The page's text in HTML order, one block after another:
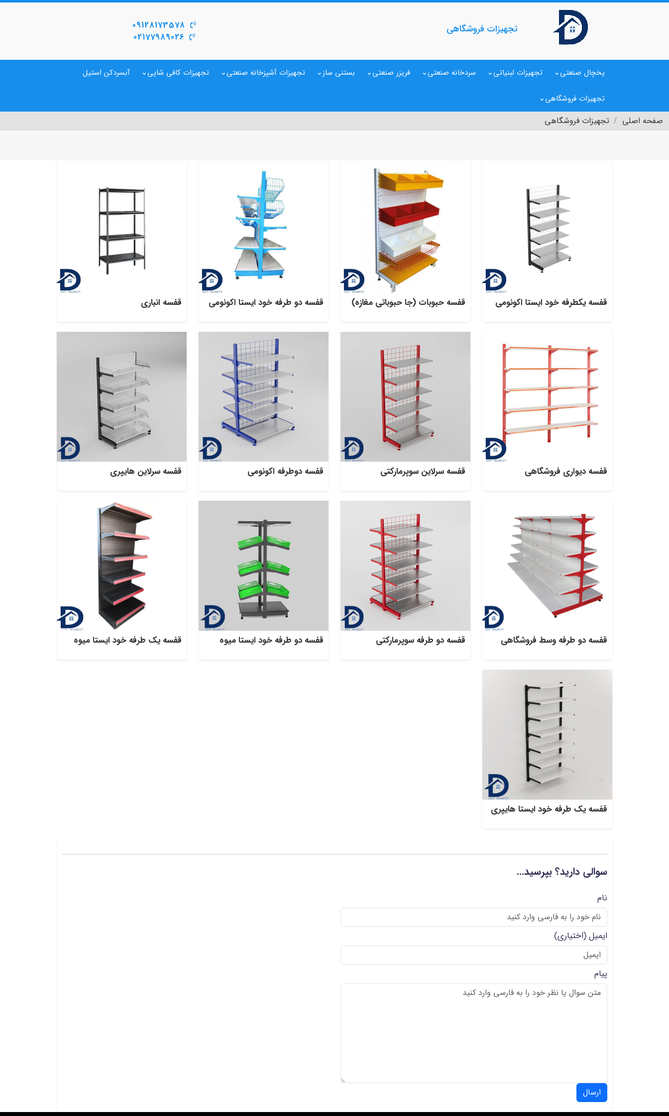
تجهیزات فروشگاهی
09128173578
02177989026
یخچال صنعتی تجهیزات لبنیاتی سردخانه صنعتی فریزر صنعتی بستنی ساز تجهیزات آشپزخانه صنعتی تجهیزات کافی شاپی آبسردکن استیل
تجهیزات فروشگاهی
صفحه اصلی تجهیزات فروشگاهی
قفسه یکطرفه خود ایستا اکونومی قفسه حبوبات (جا حبوباتی مغازه) قفسه دو طرفه خود ایستا اکونومی قفسه انباری
قفسه دیواری فروشگاهی قفسه سرلاین سوپرمارکتی قفسه دوطرفه اکونومی قفسه سرلاین هایپری
قفسه دو طرفه وسط فروشگاهی قفسه دو طرفه سوپرمارکتی قفسه دو طرفه خود ایستا میوه قفسه یک طرفه خود ایستا میوه
قفسه یک طرفه خود ایستا هایپری
سوالی دارید؟ بپرسید...
نام
ایمیل(اختیاری)
پیام
ارسال